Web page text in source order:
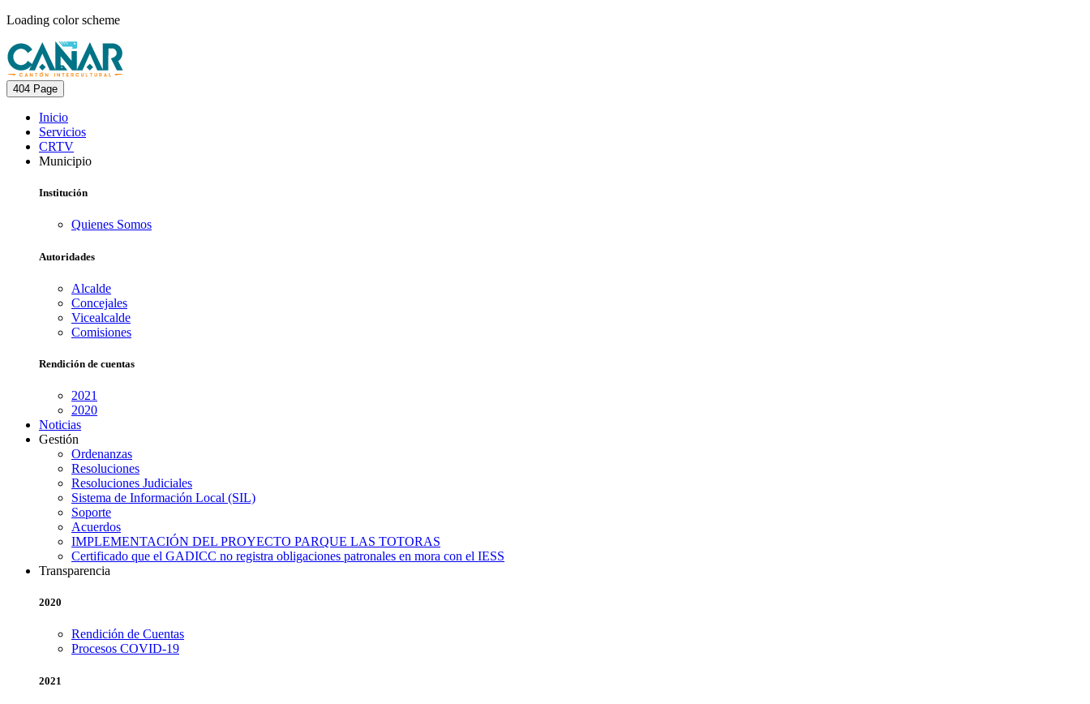
Loading color scheme
404 Page
Inicio
Servicios
CRTV
Municipio
Institución
Quienes Somos
Autoridades
Alcalde
Concejales
Vicealcalde
Comisiones
Rendición de cuentas
2021
2020
Noticias
Gestión
Ordenanzas
Resoluciones
Resoluciones Judiciales
Sistema de Información Local (SIL)
Soporte
Acuerdos
IMPLEMENTACIÓN DEL PROYECTO PARQUE LAS TOTORAS
Certificado que el GADICC no registra obligaciones patronales en mora con el IESS
Transparencia
2020
Rendición de Cuentas
Procesos COVID-19
2021